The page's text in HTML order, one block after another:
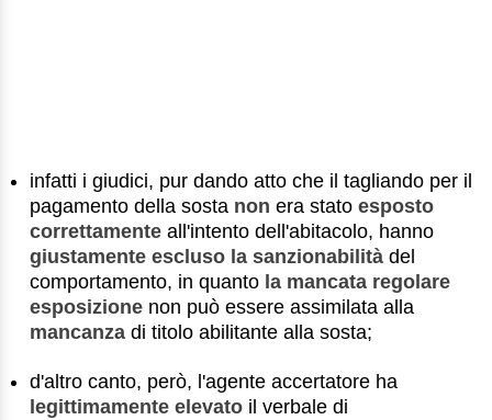
infatti i giudici, pur dando atto che il tagliando per il
pagamento della sosta non era statoesposto
correttamente all'intento dell'abitacolo, hanno
giustamente escluso la sanzionabilità del
comportamento, in quanto la mancata regolare
esposizione non può essere assimilata alla
mancanza di titolo abilitante alla sosta;
d'altro canto, però, l'agente accertatore ha
legittimamente elevato il verbale di